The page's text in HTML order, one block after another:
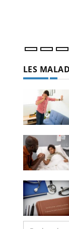
LES